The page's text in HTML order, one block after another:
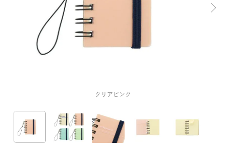
クリアピンク